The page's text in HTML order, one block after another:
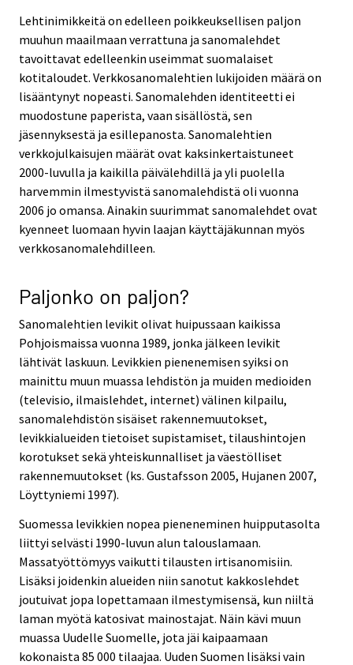
Lehtinimikkeitä on edelleen poikkeuksellisen paljon
muuhun maailmaan verrattuna ja sanomalehdet
tavoittavat edelleenkin useimmat suomalaiset
kotitaloudet. Verkkosanomalehtien lukijoiden määrä on
lisääntynyt nopeasti. Sanomalehden identiteetti ei
muodostune paperista, vaan sisällöstä, sen
jäsennyksestä ja esillepanosta. Sanomalehtien
verkkojulkaisujen määrät ovat kaksinkertaistuneet
2000-luvulla ja kaikilla päivälehdillä ja yli puolella
harvemmin ilmestyvistä sanomalehdistä oli vuonna
2006 jo omansa. Ainakin suurimmat sanomalehdet ovat
kyenneet luomaan hyvin laajan käyttäjäkunnan myös
verkkosanomalehdilleen.
Paljonko on paljon?
Sanomalehtien levikit olivat huipussaan kaikissa
Pohjoismaissa vuonna 1989, jonka jälkeen levikit
lähtivät laskuun. Levikkien pienenemisen syiksi on
mainittu muun muassa lehdistön ja muiden medioiden
(televisio, ilmaislehdet, internet) välinen kilpailu,
sanomalehdistön sisäiset rakennemuutokset,
levikkialueiden tietoiset supistamiset, tilaushintojen
korotukset sekä yhteiskunnalliset ja väestölliset
rakennemuutokset (ks. Gustafsson 2005, Hujanen 2007,
Löyttyniemi 1997).
Suomessa levikkien nopea pieneneminen huipputasolta
liittyi selvästi 1990-luvun alun talouslamaan.
Massatyöttömyys vaikutti tilausten irtisanomisiin.
Lisäksi joidenkin alueiden niin sanotut kakkoslehdet
joutuivat jopa lopettamaan ilmestymisensä, kun niiltä
laman myötä katosivat mainostajat. Näin kävi muun
muassa Uudelle Suomelle, jota jäi kaipaamaan
kokonaista 85 000 tilaajaa. Uuden Suomen lisäksi vain